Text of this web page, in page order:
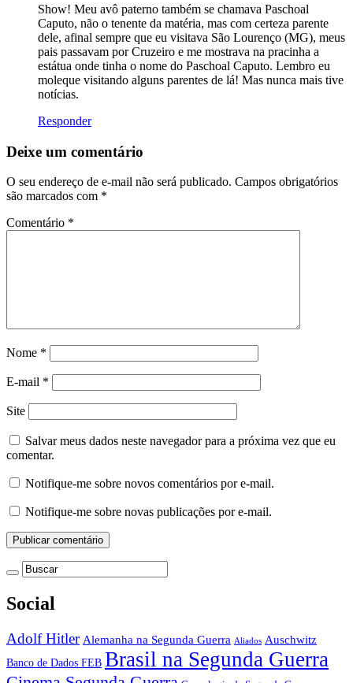
Show! Meu avô paterno também se chamava Paschoal
Caputo, não o tenente da matéria, mas com certeza parente
dele, afinal sempre que eu visitava São Lourenço (MG), meus
pais passavam por Cruzeiro e me mostrava na pracinha a
estátua onde tinha o nome do Paschoal Caputo. Lembro eu
moleque visitando alguns parentes de lá! Mas nunca mais tive
notícias.
Responder
Deixe um comentário
O seu endereço de e-mail não será publicado. Campos obrigatórios
são marcados com *
Comentário *
Nome *
E-mail *
Site
Salvar meus dados neste navegador para a próxima vez que eu
comentar.
Notifique-me sobre novos comentários por e-mail.
Notifique-me sobre novas publicações por e-mail.
Social
Adolf Hitler Alemanha na Segunda Guerra Aliados Auschwitz
Banco de Dados FEB Brasil na Segunda Guerra